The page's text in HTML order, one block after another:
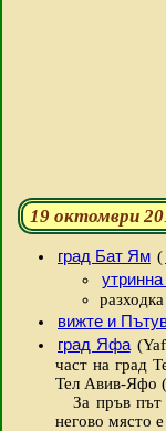
19 октомври
град Бат Ям (
вижте и
град Яфа
част на град
Тел Авив-Яфо
За пръв път
негово място